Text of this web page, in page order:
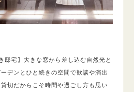
邸宅】大きな窓から差し込む自然光と
デンとひと続きの空間で歓談や演出
切だからこそ時間や過ごし方も思い